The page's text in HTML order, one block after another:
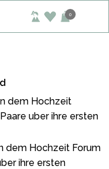
0
dem Hochzeit
uber ihre ersten
dem Hochzeit Forum
ihre ersten